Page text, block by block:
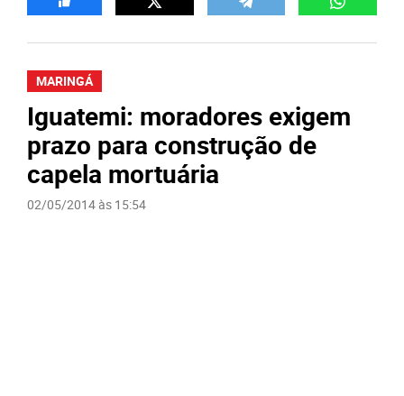
MARINGÁ
Iguatemi: moradores exigem
prazo para construção de
capela mortuária
02/05/2014 às 15:54